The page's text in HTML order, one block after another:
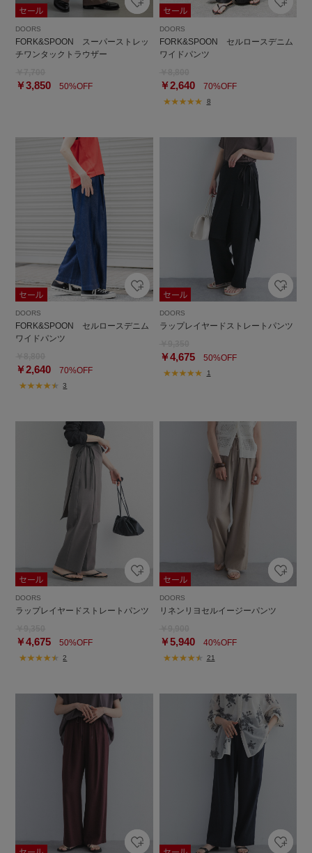
DOORS
FORK&SPOON スーパーストレッ
チワンタックトラウザー
￥3,850 50%OFF
DOORS
FORK&SPOON セルロースデニム
ワイドパンツ
￥2,64070%OFF
8
DOORS
FORK&SPOON セルロースデニム
ワイドパンツ
￥2,640 70%OFF
3
DOORS
ラップレイヤードストレートパンツ
￥4,67550%OFF
1
DOORS
ラップレイヤードストレートパンツ
￥4,675 50%OFF
2
DOORS
リネンリヨセルイージーパンツ
￥5,94040%OFF
21